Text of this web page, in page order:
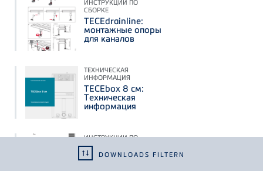
DOWNLOADS FILTERN
ИНСТРУКЦИИ ПО
СБОРКЕ
TECEdrainline:
монтажные опоры
для каналов
ТЕХНИЧЕСКАЯ
ИНФОРМАЦИЯ
TECEbox 8 см:
Техническая
информация
ИНСТРУКЦИИ ПО
СБОРКЕ
TECEprofil:
прокладка для